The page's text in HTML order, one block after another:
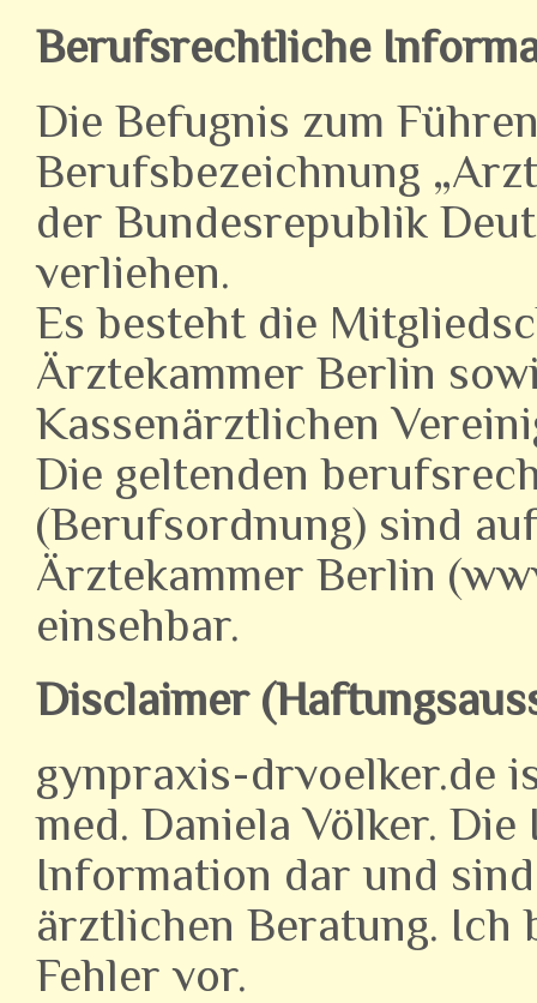
Berufsrechtliche
Die Befugnis zum
Berufsbezeichnung
der Bundesrepublik
verliehen.
Es besteht die
Ärztekammer Berlin
Kassenärztlichen
Die geltenden
(Berufsordnung) sind
Ärztekammer Berlin
einsehbar.
Disclaimer
gynpraxis-drvoelker.de
med. Daniela Völker.
Information dar und
ärztlichen Beratung.
Fehler vor.